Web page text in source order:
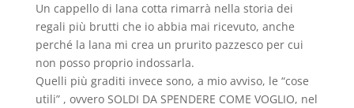
Un cappello di lana cotta rimarrà nella storia dei
regali più brutti che io abbia mai ricevuto, anche
perché la lana mi crea un prurito pazzesco per cui
non posso proprio indossarla.
Quelli più graditi invece sono, a mio avviso, le “cose
utili” , ovvero SOLDI DA SPENDERE COME VOGLIO, nel